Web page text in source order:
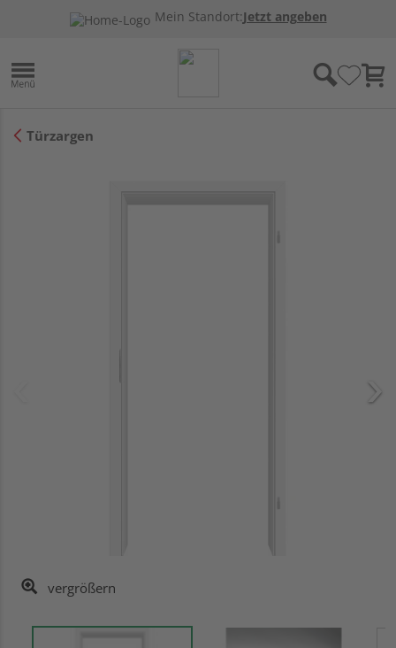
Mein Standort:Jetzt angeben
Türzargen
vergrößern